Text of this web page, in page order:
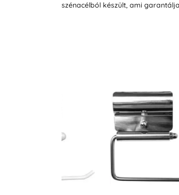
szénacélból készült, ami